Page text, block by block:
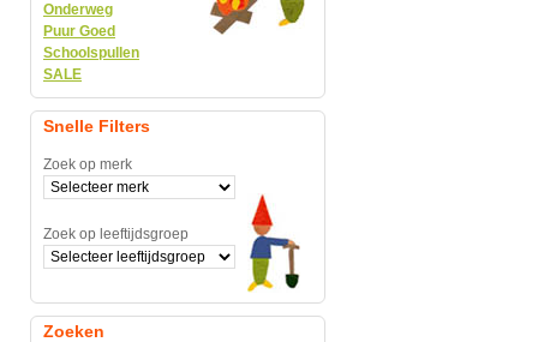
Onderweg
Puur Goed
Schoolspullen
SALE
Snelle Filters
Zoek op merk
Zoek op leeftijdsgroep
Zoeken